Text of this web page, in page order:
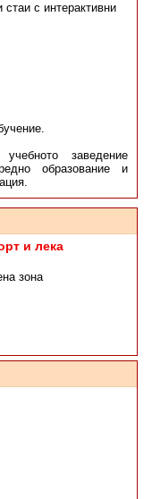
с интерактивни
заведение
образование и
и лека
зона